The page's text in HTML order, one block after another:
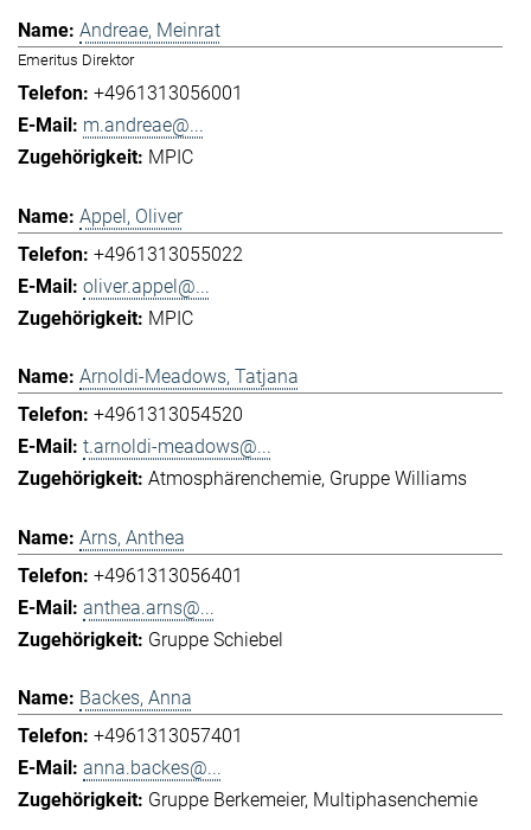
Andreae, Meinrat
Emeritus Direktor
+4961313056001
m.andreae@...
MPIC
Appel, Oliver
+4961313055022
oliver.appel@...
MPIC
Arnoldi-Meadows, Tatjana
+4961313054520
t.arnoldi-meadows@...
Atmosphärenchemie Gruppe Williams
Arns, Anthea
+4961313056401
anthea.arns@...
Gruppe Schiebel
Backes, Anna
+4961313057401
anna.backes@...
Gruppe Berkemeier Multiphasenchemie